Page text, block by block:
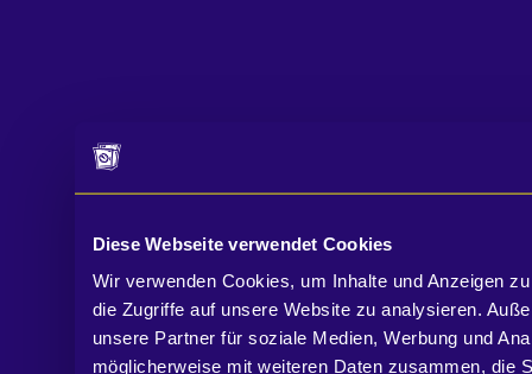
Diese Webseite verwendet Cookies
Wir verwenden Cookies, um Inhalte und Anzeigen
die Zugriffe auf unsere Website zu analysieren.
unsere Partner für soziale Medien, Werbung und
möglicherweise mit weiteren Daten zusammen, die